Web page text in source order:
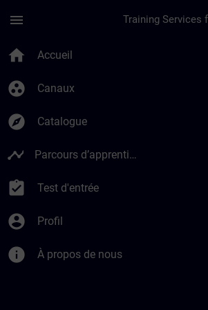
menu
home Accueil
group_work Canaux
explore Catalogue
timeline Parcours d’apprentissage
assignment_turned_in Test d'entrée
account_circle Profil
info À propos de nous